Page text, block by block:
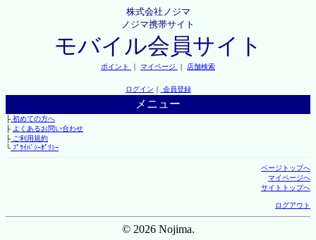
株式会社ノジマ
ノジマ携帯サイト
モバイル会員サイト
ポイント ｜ マイページ ｜ 店舗検索
ログイン ｜ 会員登録
メニュー
├初めての方へ
├ よくあるお問い合わせ
├ご利用規約
└ﾌﾟﾗｲﾊﾞｼｰﾎﾟﾘｼｰ
ページトップへ
マイページへ
サイトトップへ
ログアウト
© 2026 Nojima.